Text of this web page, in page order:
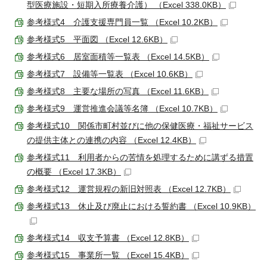
型医療施設・短期入所療養介護） （Excel 338.0KB）
参考様式4 介護支援専門員一覧 （Excel 10.2KB）
参考様式5 平面図 （Excel 12.6KB）
参考様式6 居室面積等一覧表 （Excel 14.5KB）
参考様式7 設備等一覧表 （Excel 10.6KB）
参考様式8 主要な場所の写真 （Excel 11.6KB）
参考様式9 運営推進会議等名簿 （Excel 10.7KB）
参考様式10 関係市町村並びに他の保健医療・福祉サービス
の提供主体との連携の内容 （Excel 12.4KB）
参考様式11 利用者からの苦情を処理するために講ずる措置
の概要 （Excel 17.3KB）
参考様式12 運営規程の新旧対照表 （Excel 12.7KB）
参考様式13 休止及び廃止における誓約書 （Excel 10.9KB）
参考様式14 収支予算書 （Excel 12.8KB）
参考様式15 事業所一覧 （Excel 15.4KB）